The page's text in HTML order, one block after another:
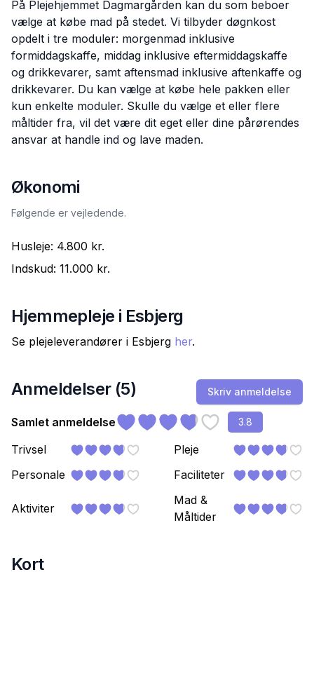
På Plejehjemmet Dagmargården kan du som beboer
vælge at købe mad på stedet. Vi tilbyder døgnkost
opdelt i tre moduler: morgenmad inklusive
formiddagskaffe, middag inklusive eftermiddagskaffe
og drikkevarer, samt aftensmad inklusive aftenkaffe og
drikkevarer. Du kan vælge at købe hele pakken eller
kun enkelte moduler. Skulle du vælge et eller flere
måltider fra, vil det være dit eget eller dine pårørendes
ansvar at handle ind og lave maden.
Økonomi
Følgende er vejledende.
Husleje: 4.800 kr.
Indskud: 11.000 kr.
Hjemmepleje i Esbjerg
Se plejeleverandører i Esbjerg her.
Anmeldelser (5) Skriv anmeldelse
Samlet anmeldelse 3.8
Trivsel
Pleje
Personale
Faciliteter
Aktiviter
Mad &
Måltider
Kort